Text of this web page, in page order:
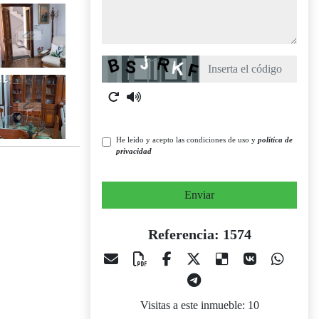
Captcha
He leído y acepto las condiciones de uso y política de
privacidad
Enviar
Referencia: 1574
Visitas a este inmueble: 10